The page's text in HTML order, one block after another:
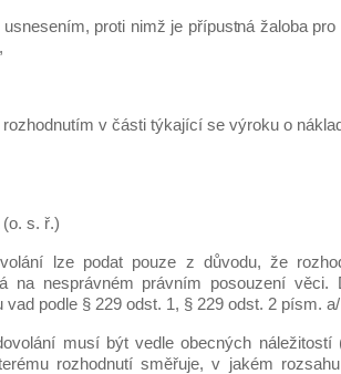
usnesením, proti nimž je přípustná žaloba
rozhodnutím v části týkající se výroku o
(o. s. ř.)
lze podat pouze z důvodu, že
na nesprávném právním posouzení věci.
vad podle § 229 odst. 1, § 229 odst. 2 písm.
musí být vedle obecných náležitostí
rozhodnutí směřuje, v jakém